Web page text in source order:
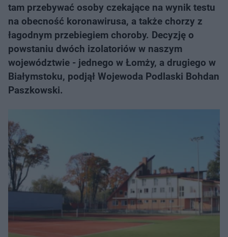
tam przebywać osoby czekające na wynik testu
na obecność koronawirusa, a także chorzy z
łagodnym przebiegiem choroby. Decyzję o
powstaniu dwóch izolatoriów w naszym
województwie - jednego w Łomży, a drugiego w
Białymstoku, podjął Wojewoda Podlaski Bohdan
Paszkowski.